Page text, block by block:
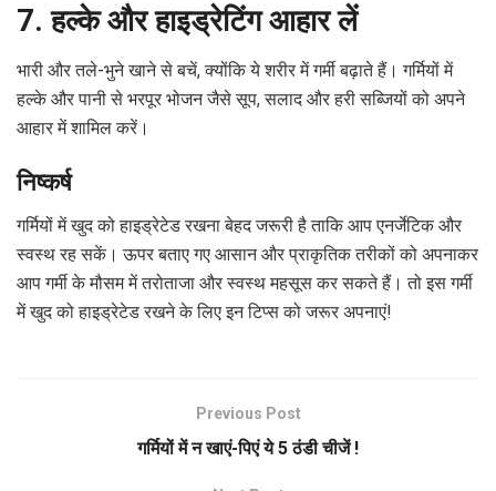
7. हल्के और हाइड्रेटिंग आहार लें
भारी और तले-भुने खाने से बचें, क्योंकि ये शरीर में गर्मी बढ़ाते हैं। गर्मियों में
हल्के और पानी से भरपूर भोजन जैसे सूप, सलाद और हरी सब्जियों को अपने
आहार में शामिल करें।
निष्कर्ष
गर्मियों में खुद को हाइड्रेटेड रखना बेहद जरूरी है ताकि आप एनर्जेटिक और
स्वस्थ रह सकें। ऊपर बताए गए आसान और प्राकृतिक तरीकों को अपनाकर
आप गर्मी के मौसम में तरोताजा और स्वस्थ महसूस कर सकते हैं। तो इस गर्मी
में खुद को हाइड्रेटेड रखने के लिए इन टिप्स को जरूर अपनाएं!
Previous Post
गर्मियों में न खाएं-पिएं ये 5 ठंडी चीजें !